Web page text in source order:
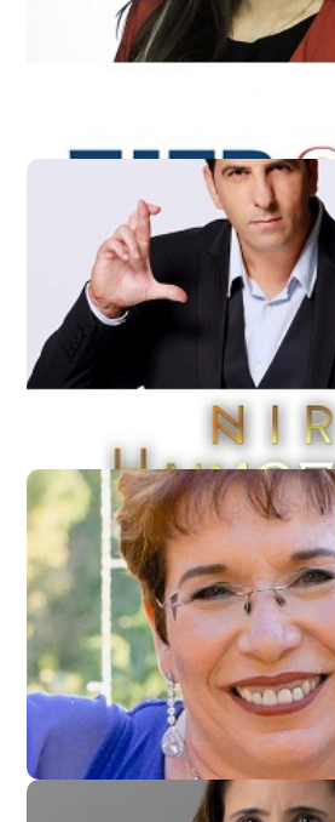
במדנס – סוכנות לביטוח
ניר חיימובץ‎
אומן חושים
אמי סקליר
מנכלי"ת חברת BSuccess